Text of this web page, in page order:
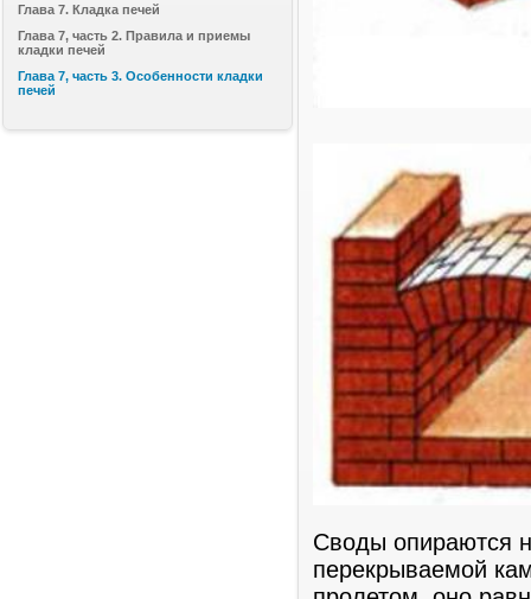
Своды опираются
перекрываемой
Глава 7. Кладка печей
Глава 7, часть 2. Правила и приемы
кладки печей
Глава 7, часть 3. Особенности кладки
печей